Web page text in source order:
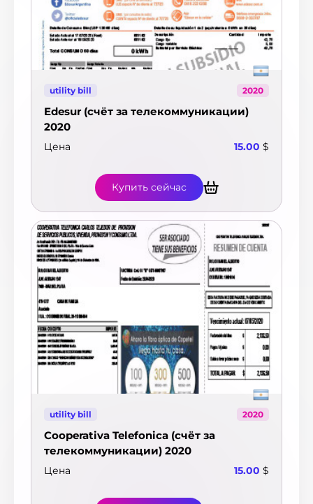
utility bill 2020
Edesur (счёт за телекоммуникации)
2020
Цена 15.00 $
Купить сейчас
utility bill 2020
Cooperativa Telefonica (счёт за
телекоммуникации) 2020
Цена 15.00 $